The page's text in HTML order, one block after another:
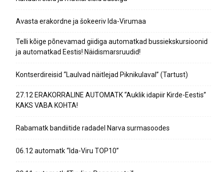
Avasta erakordne ja šokeeriv Ida-Virumaa
Telli kõige põnevamad giidiga automatkad bussiekskursioonid
ja automatkad Eestis! Näidismarsruudid!
Kontserdireisid “Laulvad näitlejad Piknikulaval” (Tartust)
27.12 ERAKORRALINE AUTOMATK “Auklik idapiir Kirde-Eestis”
KAKS VABA KOHTA!
Rabamatk bandiitide radadel Narva surmasoodes
06.12 automatk “Ida-Viru TOP10”